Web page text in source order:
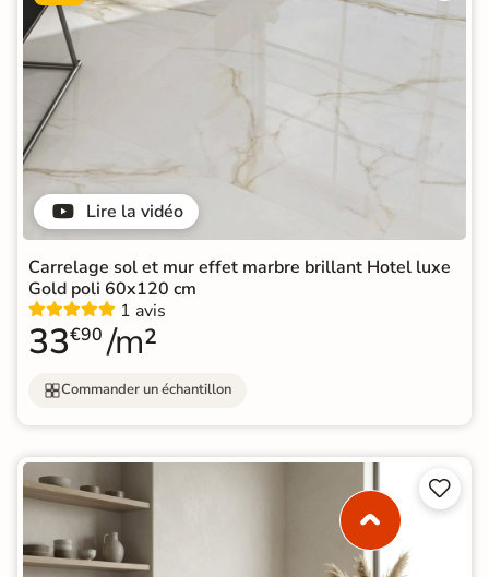
Lire la vidéo
Carrelage sol et mur effet marbre brillant Hotel luxe
Gold poli 60x120 cm
1 avis
33€90 /m²
Commander un échantillon

